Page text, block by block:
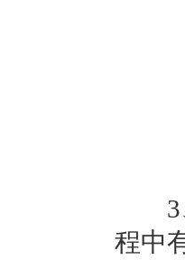
3、
程中